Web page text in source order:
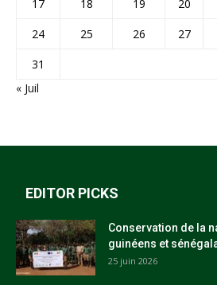
17
18 19 20
24
25 26 27
31
« Juil
EDITOR PICKS
Conservation de la
guinéens et
25 juin 2026